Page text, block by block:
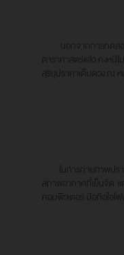
นอกจากการทดสอบ
ดาราศาสตร์แล้ว คงหนี
สุริยุปราคาเต็มดวง ณ ห
ในการถ่ายภาพปราก
สภาพอากาศที่เย็นจัด
คอมพิวเตอร์ มือถือไอโ